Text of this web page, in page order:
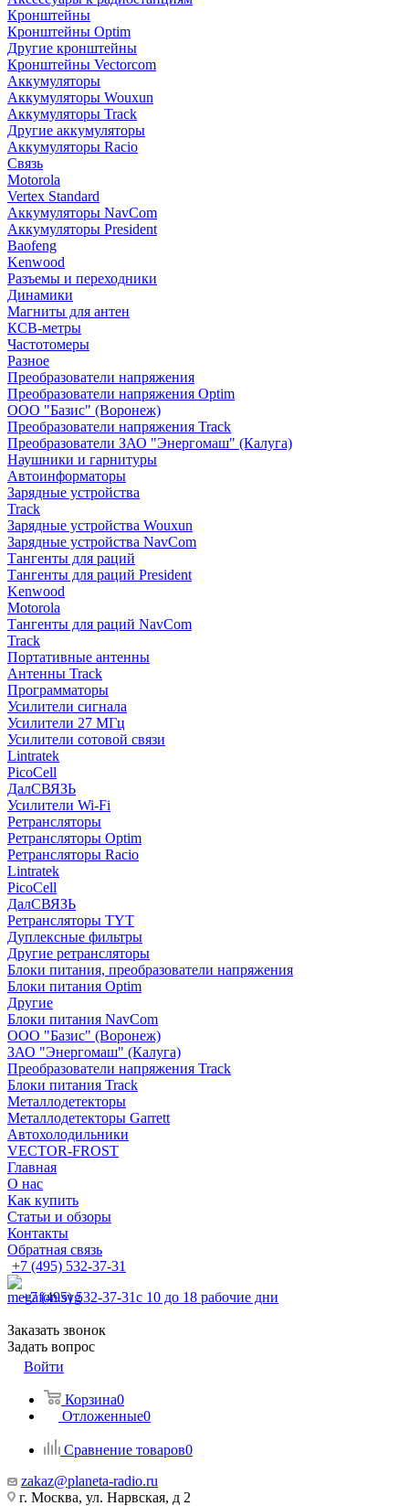
Кронштейны
Кронштейны Optim
Другие кронштейны
Кронштейны Vectorcom
Аккумуляторы
Аккумуляторы Wouxun
Аккумуляторы Track
Другие аккумуляторы
Аккумуляторы Racio
Связь
Motorola
Vertex Standard
Аккумуляторы NavCom
Аккумуляторы President
Baofeng
Kenwood
Разъемы и переходники
Динамики
Магниты для антен
КСВ-метры
Частотомеры
Разное
Преобразователи напряжения
Преобразователи напряжения Optim
ООО "Базис" (Воронеж)
Преобразователи напряжения Track
Преобразователи ЗАО "Энергомаш" (Калуга)
Наушники и гарнитуры
Автоинформаторы
Зарядные устройства
Track
Зарядные устройства Wouxun
Зарядные устройства NavCom
Тангенты для раций
Тангенты для раций President
Kenwood
Motorola
Тангенты для раций NavCom
Track
Портативные антенны
Антенны Track
Программаторы
Усилители сигнала
Усилители 27 МГц
Усилители сотовой связи
Lintratek
PicoCell
ДалСВЯЗЬ
Усилители Wi-Fi
Ретрансляторы
Ретрансляторы Optim
Ретрансляторы Racio
Lintratek
PicoCell
ДалСВЯЗЬ
Ретрансляторы TYT
Дуплексные фильтры
Другие ретрансляторы
Блоки питания, преобразователи напряжения
Блоки питания Optim
Другие
Блоки питания NavCom
ООО "Базис" (Воронеж)
ЗАО "Энергомаш" (Калуга)
Преобразователи напряжения Track
Блоки питания Track
Металлодетекторы
Металлодетекторы Garrett
Автохолодильники
VECTOR-FROST
Главная
О нас
Как купить
Статьи и обзоры
Контакты
Обратная связь
+7 (495) 532-37-31
+7 (495) 532-37-31с 10 до 18 рабочие дни
Заказать звонок
Задать вопрос
Войти
Корзина0
Отложенные0
Сравнение товаров0
zakaz@planeta-radio.ru
г. Москва, ул. Нарвская, д 2